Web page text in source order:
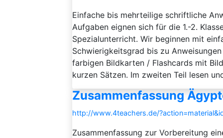
Einfache bis mehrteilige schriftliche
Aufgaben eignen sich für die 1.-2.
Spezialunterricht. Wir beginnen mit
Schwierigkeitsgrad bis zu
farbigen Bildkarten / Flashcards mit
kurzen Sätzen. Im zweiten Teil lesen
Zusammenfassung
http://www.4teachers.de/
Zusammenfassung zur Vorbereitung